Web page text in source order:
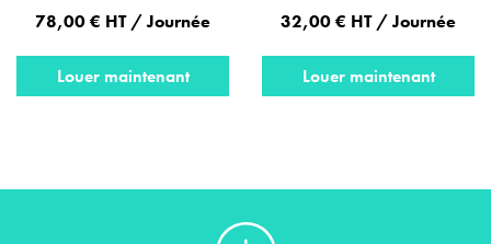
78,00 € HT / Journée
Louer maintenant
32,00 € HT / Journée
Louer maintenant